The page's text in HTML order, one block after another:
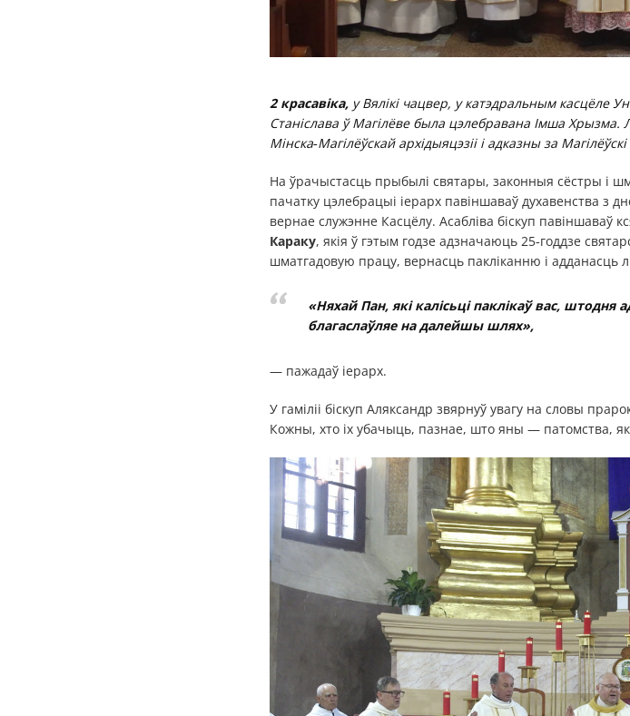
2 красавіка, у Вялікі чацвер, у катэдральным касцёле
Станіслава ў Магілёве была цэлебравана Імша Хрызма.
Мінска‑Магілёўскай архідыяцэзіі і адказны за Магілёўскі
На ўрачыстасць прыбылі святары, законныя сёстры і
пачатку цэлебрацыі іерарх павіншаваў духавенства з
вернае служэнне Касцёлу. Асабліва біскуп павіншаваў
Караку, якія ў гэтым годзе адзначаюць 25‑годдзе
шматгадовую працу, вернасць пакліканню і адданасць
«Няхай Пан, які калісьці паклікаў вас, штодня
благаслаўляе на далейшы шлях»,
— пажадаў іерарх.
У гаміліі біскуп Аляксандр звярнуў увагу на словы
Кожны, хто іх убачыць, пазнае, што яны — патомства,